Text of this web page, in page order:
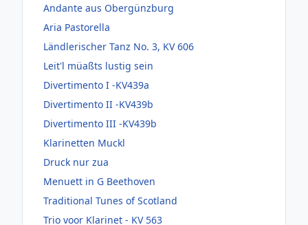
Andante aus Obergünzburg
Aria Pastorella
Ländlerischer Tanz No. 3, KV 606
Leit'l müaßts lustig sein
Divertimento I -KV439a
Divertimento II -KV439b
Divertimento III -KV439b
Klarinetten Muckl
Druck nur zua
Menuett in G Beethoven
Traditional Tunes of Scotland
Trio voor Klarinet - KV 563